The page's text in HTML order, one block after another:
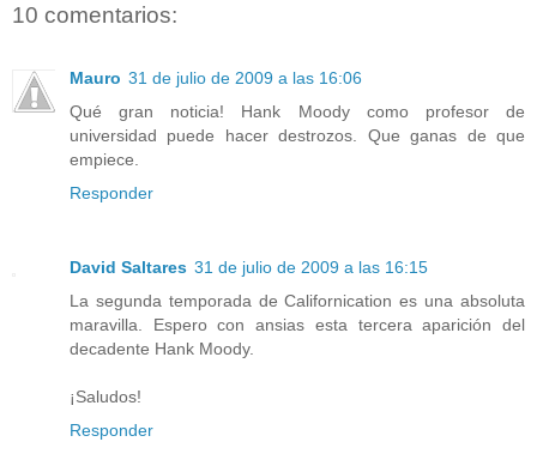
10 comentarios:
Mauro 31 de julio de 2009 a las 16:06
Qué gran noticia! Hank Moody como profesor de
universidad puede hacer destrozos. Que ganas de que
empiece.
Responder
David Saltares 31 de julio de 2009 a las 16:15
La segunda temporada de Californication es una absoluta
maravilla. Espero con ansias esta tercera aparición del
decadente Hank Moody.
¡Saludos!
Responder